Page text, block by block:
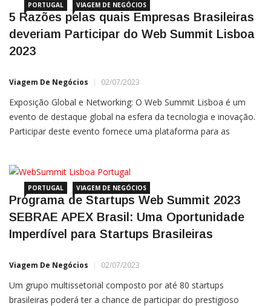
PORTUGAL VIAGEM DE NEGÓCIOS
5 Razões pelas quais Empresas Brasileiras
deveriam Participar do Web Summit Lisboa
2023
Viagem De Negócios 02/07/2023
Exposição Global e Networking: O Web Summit Lisboa é um
evento de destaque global na esfera da tecnologia e inovação.
Participar deste evento fornece uma plataforma para as
parcerias
PORTUGAL VIAGEM DE NEGÓCIOS
Programa de Startups Web Summit 2023
SEBRAE APEX Brasil: Uma Oportunidade
Imperdível para Startups Brasileiras
Viagem De Negócios 02/07/2023
Um grupo multissetorial composto por até 80 startups
brasileiras poderá ter a chance de participar do prestigioso